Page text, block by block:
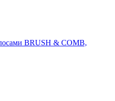
BRUSH & COMB,